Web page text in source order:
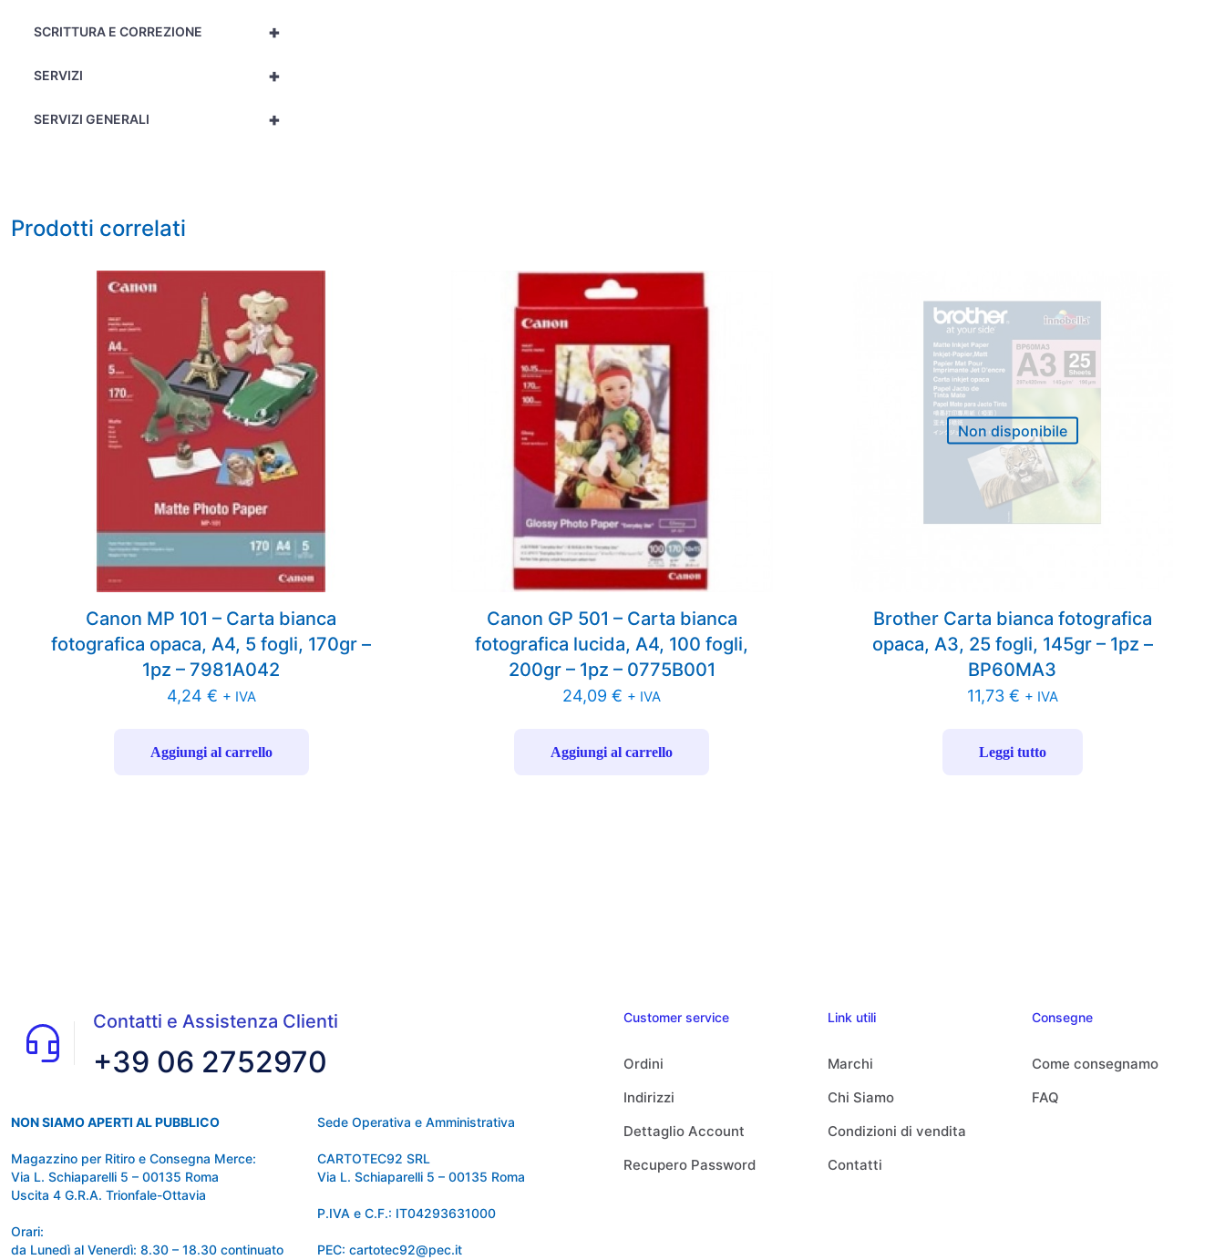
+
SCRITTURA E CORREZIONE
+
SERVIZI
+
SERVIZI GENERALI
Prodotti correlati
Canon MP 101 – Carta bianca
fotografica opaca, A4, 5 fogli, 170gr –
1pz – 7981A042
4,24 € + IVA
Aggiungi al carrello
Canon GP 501 – Carta bianca
fotografica lucida, A4, 100 fogli,
200gr – 1pz – 0775B001
24,09€ + IVA
Aggiungi al carrello
Non disponibile
Brother Carta bianca fotografica
opaca, A3, 25 fogli, 145gr – 1pz –
BP60MA3
11,73 € + IVA
Leggi tutto
Contatti e Assistenza Clienti
+39 06 2752970
NON SIAMO APERTI AL PUBBLICO
Magazzino per Ritiro e Consegna Merce:
Via L. Schiaparelli 5 – 00135 Roma
Uscita 4 G.R.A. Trionfale-Ottavia
Orari:
da Lunedì al Venerdì: 8.30 – 18.30 continuato
Sede Operativa e Amministrativa
CARTOTEC92 SRL
Via L. Schiaparelli 5 – 00135 Roma
P.IVA e C.F.: IT04293631000
PEC: cartotec92@pec.it
Customer service
Ordini
Indirizzi
Dettaglio Account
Recupero Password
Link utili
Marchi
Chi Siamo
Condizioni di vendita
Contatti
Consegne
Come consegnamo
FAQ